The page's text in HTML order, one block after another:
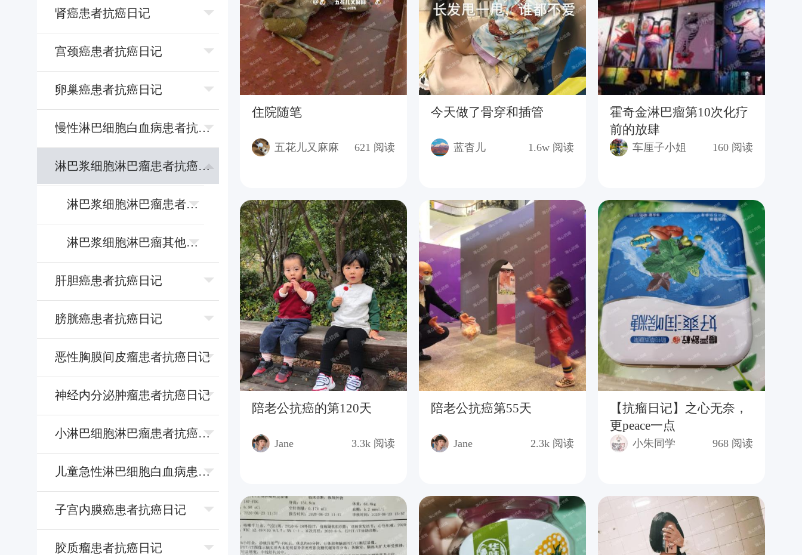
肾癌患者抗癌日记
宫颈癌患者抗癌日记
卵巢癌患者抗癌日记
慢性淋巴细胞⽩⾎病患者抗癌日记
淋巴浆细胞淋巴瘤患者抗癌日记
淋巴浆细胞淋巴瘤患者日记
淋巴浆细胞淋巴瘤其他话题日记
肝胆癌患者抗癌日记
膀胱癌患者抗癌日记
恶性胸膜间⽪瘤患者抗癌日记
神经内分泌肿瘤患者抗癌日记
⼩淋巴细胞淋巴瘤患者抗癌日记
⼉童急性淋巴细胞⽩⾎病患者抗癌日记
⼦宫内膜癌患者抗癌日记
胶质瘤患者抗癌日记
住院随笔
五花儿又麻麻 621 阅读
今天做了骨穿和插管
蓝杳儿 1.6w 阅读
霍奇金淋巴瘤第10次化疗
前的放肆
车厘子小姐 160 阅读
陪老公抗癌的第120天
Jane 3.3k 阅读
陪老公抗癌第55天
Jane 2.3k 阅读
【抗瘤日记】之心无奈，
更peace一点
小朱同学 968 阅读